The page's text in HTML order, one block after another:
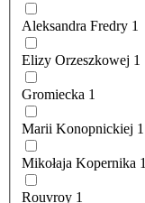
Aleksandra Fredry 1
Elizy Orzeszkowej 1
Gromiecka 1
Marii Konopnickiej 1
Mikołaja Kopernika 1
Rouvroy 1